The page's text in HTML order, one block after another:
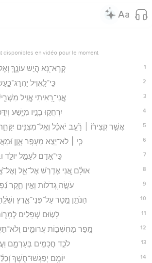
disponibles en vidéo pour le moment.
1 קְֽרָא־נָ֭א הֲיֵ֣שׁ עוֹנֶ֑ךָּ
2 כִּֽי־לֶֽ֭אֱוִיל
3 אֲ‍ֽנִי־רָ֭אִיתִי אֱוִ֣יל
4 יִרְחֲק֣וּ בָנָ֣יו מִיֶּ֑שַׁע
5 אֲשֶׁ֤ר קְצִיר֨וֹ ׀ רָ֘עֵ֤ב יֹאכֵ֗ל וְאֶֽל־מִצִּנִּ֥ים
6 כִּ֤י ׀ לֹא־יֵצֵ֣א מֵעָפָ֣ר אָ֑וֶן
7 כִּֽי־אָ֭דָם לְעָמָ֣ל יוּלָּ֑ד
8 אוּלָ֗ם אֲ֭נִי אֶדְרֹ֣שׁ אֶל־אֵ֑ל
9 עֹשֶׂ֣ה גְ֭דֹלוֹת וְאֵ֣ין חֵ֑קֶר
10 הַנֹּתֵ֣ן מָ֭טָר עַל־פְּנֵי־אָ֑רֶץ
11 לָשׂ֣וּם שְׁפָלִ֣ים
12 מֵ֭פֵר מַחְשְׁב֣וֹת עֲרוּמִ֑ים
13 לֹכֵ֣ד חֲכָמִ֣ים בְּעָרְמָ֑ם
14 יוֹמָ֥ם יְפַגְּשׁוּ־חֹ֑שֶׁךְ